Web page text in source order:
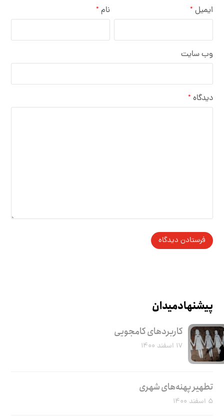
نام * ایمیل *
وب‌ سایت
دیدگاه *
پیشنهاد میدان
کاربرد‌های کامجویی
۱۷ اسفند ۱۴۰۰
تطهیر پهنه‌های شهری
۵ اسفند ۱۴۰۰